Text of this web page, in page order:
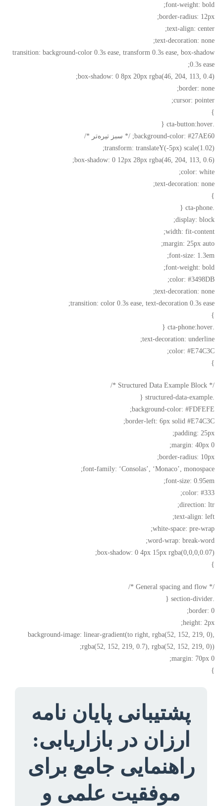
font-weight: bold;
border-radius: 12px;
text-align: center;
text-decoration: none;
transition: background-color 0.3s ease, transform 0.3s ease, box-shadow
0.3s ease;
box-shadow: 0 8px 20px rgba(46, 204, 113, 0.4);
border: none;
cursor: pointer;
}
.cta-button:hover {
background-color: #27AE60; /* سبز تیره‌تر */
transform: translateY(-5px) scale(1.02);
box-shadow: 0 12px 28px rgba(46, 204, 113, 0.6);
color: white;
text-decoration: none;
}
.cta-phone {
display: block;
width: fit-content;
margin: 25px auto;
font-size: 1.3em;
font-weight: bold;
color: #3498DB;
text-decoration: none;
transition: color 0.3s ease, text-decoration 0.3s ease;
}
.cta-phone:hover {
text-decoration: underline;
color: #E74C3C;
}
/* Structured Data Example Block */
.structured-data-example {
background-color: #FDFEFE;
border-left: 6px solid #E74C3C;
padding: 25px;
margin: 40px 0;
border-radius: 10px;
font-family: ‘Consolas’, ‘Monaco’, monospace;
font-size: 0.95em;
color: #333;
direction: ltr;
text-align: left;
white-space: pre-wrap;
word-wrap: break-word;
box-shadow: 0 4px 15px rgba(0,0,0,0.07);
}
/* General spacing and flow */
.section-divider {
border: 0;
height: 2px;
background-image: linear-gradient(to right, rgba(52, 152, 219, 0),
rgba(52, 152, 219, 0.7), rgba(52, 152, 219, 0));
margin: 70px 0;
}
پشتیبانی پایان نامه
ارزان در بازاریابی:
راهنمایی جامع برای
موفقیت علمی و